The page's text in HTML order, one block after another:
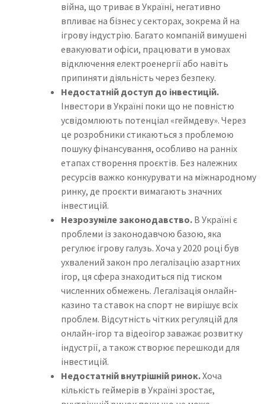
війна, що триває в Україні, негативно
впливає на бізнес у секторах, зокрема й на
ігрову індустрію. Багато компаній вимушені
евакуювати офіси, працювати в умовах
відключення електроенергії або навіть
припиняти діяльність через безпеку.
Недостатній доступ до інвестицій.
Інвестори в Україні поки що не повністю
усвідомлюють потенціал «геймдеву». Через
це розробники стикаються з проблемою
пошуку фінансування, особливо на ранніх
етапах створення проєктів. Без належних
ресурсів важко конкурувати на міжнародному
ринку, де проєкти вимагають значних
інвестицій.
Незрозуміле законодавство. В Україні є
проблеми із законодавчою базою, яка
регулює ігрову галузь. Хоча у 2020 році був
ухвалений закон про легалізацію азартних
ігор, ця сфера знаходиться під тиском
численних обмежень. Легалізація онлайн-
казино та ставок на спорт не вирішує всіх
проблем. Відсутність чітких регуляцій для
онлайн-ігор та відеоігор заважає розвитку
індустрії, а також створює перешкоди для
інвестицій.
Недостатній внутрішній ринок.Хоча
кількість геймерів в Україні зростає,